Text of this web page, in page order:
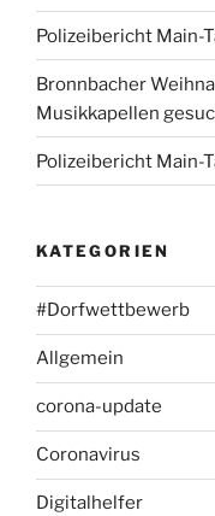
Polizeibericht Main-
Bronnbacher
Musikkapellen
Polizeibericht Main-
KATEGORIEN
#Dorfwettbewerb
Allgemein
corona-update
Coronavirus
Digitalhelfer